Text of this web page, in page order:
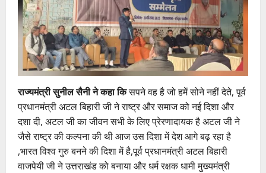
राज्यमंत्री सुनील सैनी ने कहा किसपने वह है जो हमें सोने नहीं देते, पूर्व
प्रधानमंत्री अटल बिहारी जी ने राष्ट्र और समाज को नई दिशा और
दशा दी, अटल जी का जीवन सभी के लिए प्रेरणादायक है अटल जी ने
जैसे राष्ट्र की कल्पना की थी आज उस दिशा में देश आगे बढ़ रहा है
,भारत विश्व गुरु बनने की दिशा में है,पूर्व प्रधानमंत्री अटल बिहारी
वाजपेयी जी ने उत्तराखंड को बनाया और धर्म रक्षक धामी मुख्यमंत्री